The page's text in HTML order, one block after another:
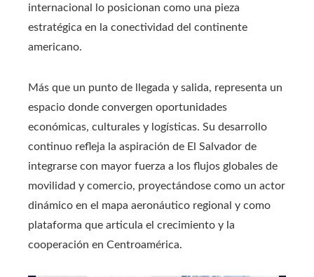
internacional lo posicionan como una pieza
estratégica en la conectividad del continente
americano.
Más que un punto de llegada y salida, representa un
espacio donde convergen oportunidades
económicas, culturales y logísticas. Su desarrollo
continuo refleja la aspiración de El Salvador de
integrarse con mayor fuerza a los flujos globales de
movilidad y comercio, proyectándose como un actor
dinámico en el mapa aeronáutico regional y como
plataforma que articula el crecimiento y la
cooperación en Centroamérica.